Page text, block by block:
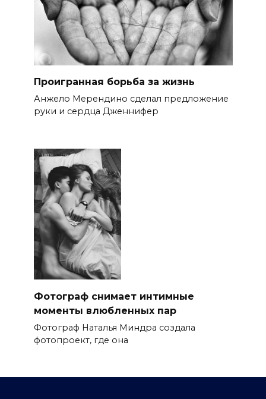
Проигранная борьба за жизнь
Анжело Мерендино сделал предложение
руки и сердца Дженнифер
Фотограф снимает интимные
моменты влюбленных пар
Фотограф Наталья Миндра создала
фотопроект, где она